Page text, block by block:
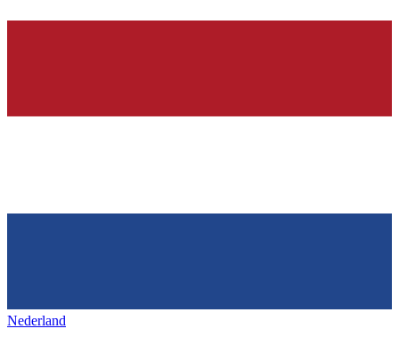
Nederland